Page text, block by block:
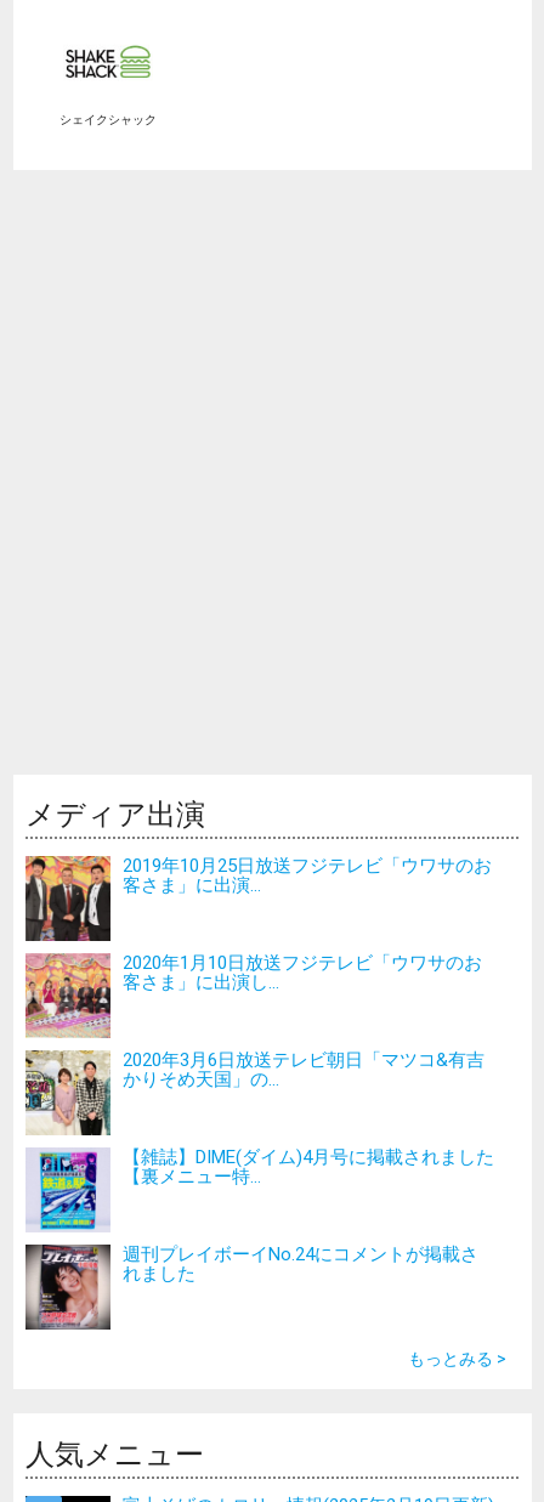
シェイクシャック
メディア出演
2019年10月25日放送フジテレビ「ウワサのお
客さま」に出演...
2020年1月10日放送フジテレビ「ウワサのお
客さま」に出演し...
2020年3月6日放送テレビ朝日「マツコ&有吉
かりそめ天国」の...
【雑誌】DIME(ダイム)4月号に掲載されました
【裏メニュー特...
週刊プレイボーイNo.24にコメントが掲載さ
れました
もっとみる >
人気メニュー